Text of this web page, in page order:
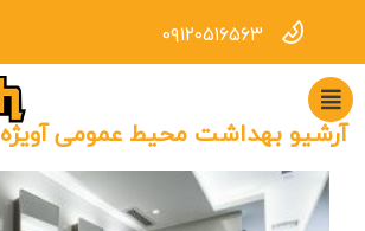
۰۹۱۲۰۵۱۶۵۶۳
آرشیو بهداشت محیط عمومی آویژه